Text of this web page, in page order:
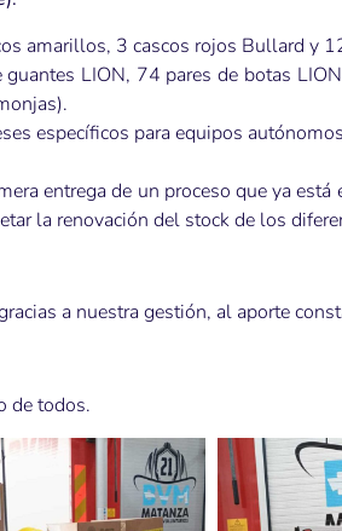
amarillos, 3 cascos rojos Bullard y
guantes LION, 74 pares de botas
específicos para equipos
entrega de un proceso que ya
la renovación del stock de los
a nuestra gestión, al aporte
de todos.